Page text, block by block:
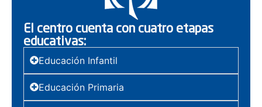
El centro cuenta con cuatro etapas
educativas:
Educación Infantil
Educación Primaria